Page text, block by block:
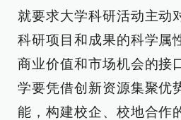
就要求大学科研活动主动
科研项目和成果的科学属
商业价值和市场机会的接
学要凭借创新资源集聚优
能，构建校企、校地合作